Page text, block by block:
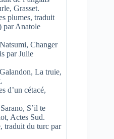
Grasset.
plumes, traduit
par Anatole
Changer
par Julie
La truie,
d’un cétacé,
S’il te
Actes Sud.
traduit du turc par